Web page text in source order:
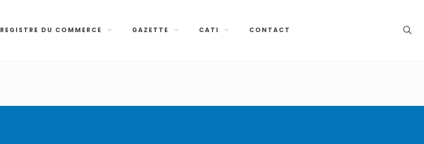
REGISTRE DU COMMERCE GAZETTE CATI CONTACT